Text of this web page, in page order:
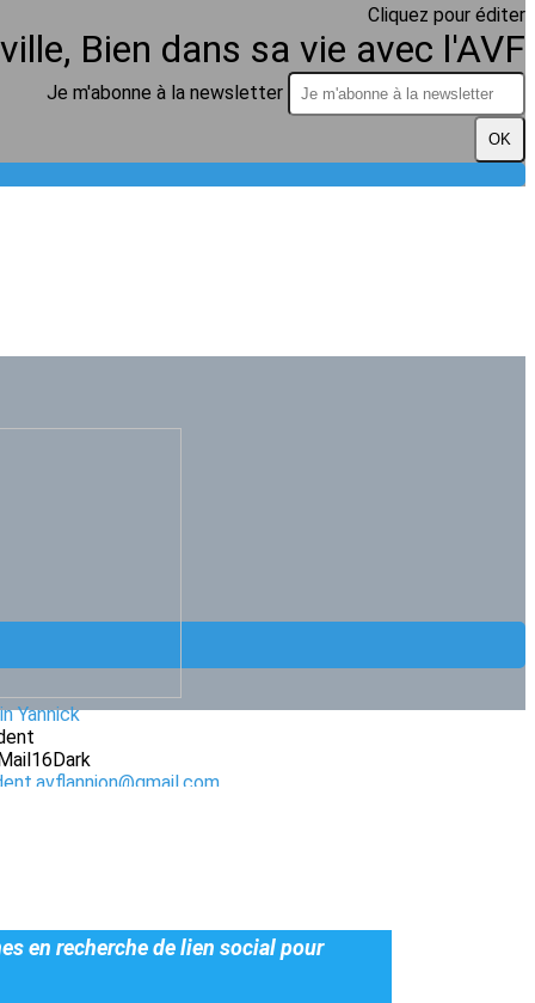
Cliquez pour éditer
Bien dans sa vie avec l'AVF
Je m'abonne à la newsletter
OK
Yannick
en recherche de lien social pour